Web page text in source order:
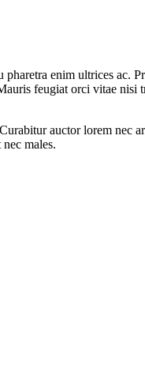
enim ultrices ac.
feugiat orci vitae
auctor lorem
males.